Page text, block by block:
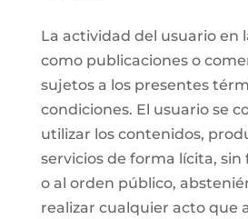
La actividad del usuario en
como publicaciones o
sujetos a los presentes
condiciones. El usuario se
utilizar los contenidos,
servicios de forma lícita, sin
o al orden público,
realizar cualquier acto que